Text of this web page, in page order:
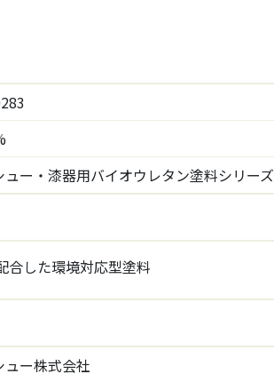
ュー・漆器用バイオウレタン塗料シリーズ
合した環境対応型塗料
ュー株式会社